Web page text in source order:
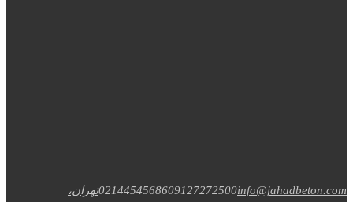
0214454568609127272500info@jahadbeton.com
تهران،